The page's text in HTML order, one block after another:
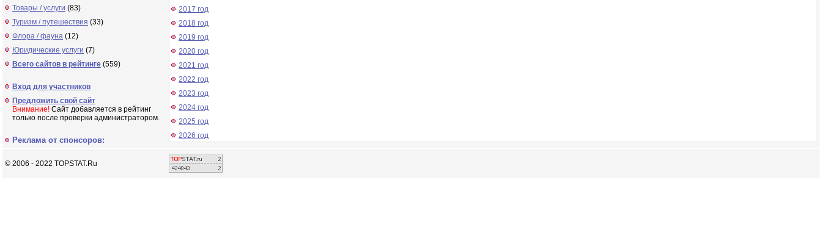
Товары / услуги (83)
Туризм / путешествия (33)
Флора / фауна (12)
Юридические услуги (7)
Всего сайтов в рейтинге (559)
Вход для участников
Предложить свой сайт
Внимание! Сайт добавляется в рейтинг
только после проверки администратором.
Реклама от спонсоров:
2017 год
2018 год
2019 год
2020 год
2021 год
2022 год
2023 год
2024 год
2025 год
2026 год
© 2006 - 2022 TOPSTAT.Ru